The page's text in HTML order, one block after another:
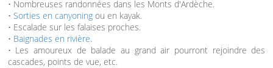
• Nombreuses randonnées dans les Monts d'Ardèche.
• Sorties en canyoningou en kayak.
• Escalade sur les falaises proches.
• Baignades en rivière.
• Les amoureux de balade au grand air pourront rejoindre des
cascades, points de vue, etc.